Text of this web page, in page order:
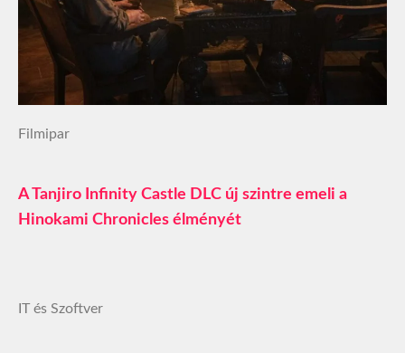
Filmipar
A Tanjiro Infinity Castle DLC új szintre emeli a
Hinokami Chronicles élményét
IT és Szoftver